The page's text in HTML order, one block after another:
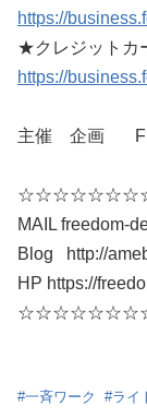
https://
★クレジットカ
https://
主催 企画
MAIL freedom-
Blog http://
HP https://
#一斉ワーク #ライ